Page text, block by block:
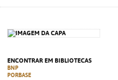
ENCONTRAR EM BIBLIOTECAS
BNP
PORBASE